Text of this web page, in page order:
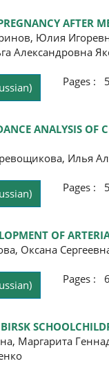
AFTER
Юлия
Александровна
Pages :
ANALYSIS OF
Илья
Pages :
OF
Оксана
Pages :
Маргарита